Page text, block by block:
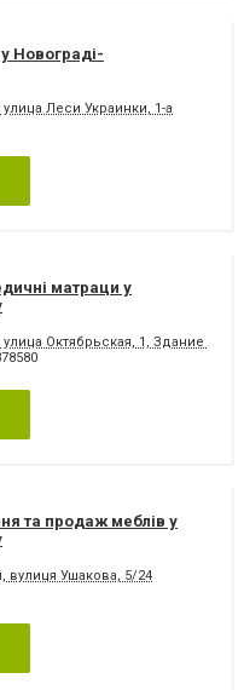
Новограді-
Леси Украинки, 1-а
матраци у
Октябрьская, 1, Здание
та продаж меблів у
вулиця Ушакова, 5/24